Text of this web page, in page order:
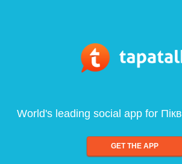
World's leading social app for
GET THE APP